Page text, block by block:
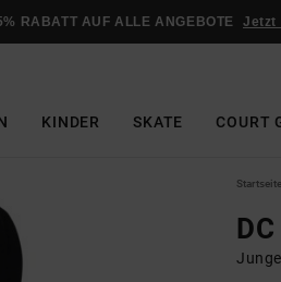
RABATT AUF ALLE ANGEBOTE Jetzt
KINDER SKATE COURT
Startseite